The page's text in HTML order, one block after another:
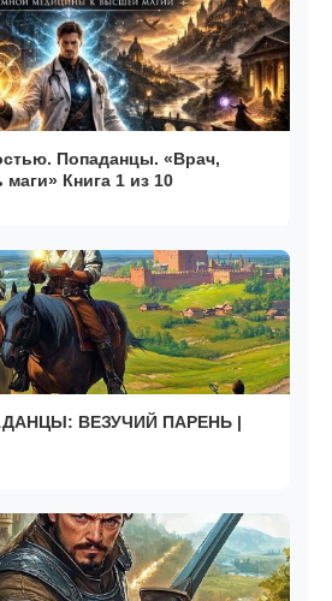
Попаданцы. «Врач,
Книга 1 из 10
ВЕЗУЧИЙ ПАРЕНЬ |